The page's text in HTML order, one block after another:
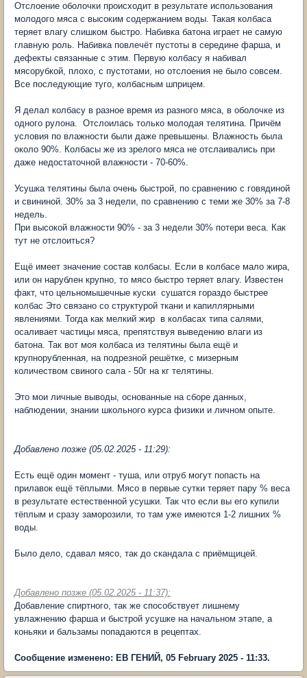
Отслоение оболочки происходит в результате использования
молодого мяса с высоким содержанием воды. Такая колбаса
теряет влагу слишком быстро. Набивка батона играет не самую
главную роль. Набивка повлечёт пустоты в середине фарша, и
дефекты связанные с этим. Первую колбасу я набивал
мясорубкой, плохо, с пустотами, но отслоения не было совсем.
Все последующие туго, колбасным шприцем.
Я делал колбасу в разное время из разного мяса, в оболочке из
одного рулона. Отслоилась только молодая телятина. Причём
условия по влажности были даже превышены. Влажность была
около 90%. Колбасы же из зрелого мяса не отслаивались при
даже недостаточной влажности - 70-60%.
Усушка телятины была очень быстрой, по сравнению с говядиной
и свининой. 30% за 3 недели, по сравнению с теми же 30% за 7-8
недель.
При высокой влажности 90% - за 3 недели 30% потери веса. Как
тут не отслоиться?
Ещё имеет значение состав колбасы. Если в колбасе мало жира,
или он нарублен крупно, то мясо быстро теряет влагу. Известен
факт, что цельномышечные куски сушатся гораздо быстрее
колбас Это связано со структурой ткани и капиллярными
явлениями. Тогда как мелкий жир в колбасах типа салями,
осаливает частицы мяса, препятствуя выведению влаги из
батона. Так вот моя колбаса из телятины была ещё и
крупнорубленная, на подрезной решётке, с мизерным
количеством свиного сала - 50г на кг телятины.
Это мои личные выводы, основанные на сборе данных,
наблюдении, знании школьного курса физики и личном опыте.
Добавлено позже (05.02.2025 - 11:29):
Есть ещё один момент - туша, или отруб могут попасть на
прилавок ещё тёплыми. Мясо в первые сутки теряет пару % веса
в результате естественной усушки. Так что если вы его купили
тёплым и сразу заморозили, то там уже имеются 1-2 лишних %
воды.
Было дело, сдавал мясо, так до скандала с приёмщицей.
Добавлено позже (05.02.2025 - 11:37):
Добавление спиртного, так же способствует лишнему
увлажнению фарша и быстрой усушке на начальном этапе, а
коньяки и бальзамы попадаются в рецептах.
Сообщение изменено: ЕВ ГЕНИЙ, 05 February 2025 - 11:33.